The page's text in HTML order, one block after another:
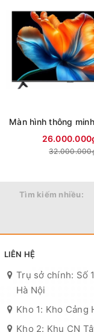
Tìm kiếm nhiều:
LIÊN HỆ
Trụ sở chính: Số
Hà Nội
Kho 1: Kho Cảng
Kho 2: Khu CN